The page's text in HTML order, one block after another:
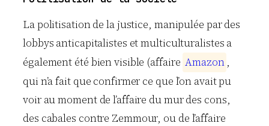
La politisation de la justice, manipulée par des
lobbys anticapitalistes et multiculturalistes a
également été bien visible (affaire Amazon ,
qui n’a fait que confirmer ce que l’on avait pu
voir au moment de l’affaire du mur des cons,
des cabales contre Zemmour, ou de l’affaire